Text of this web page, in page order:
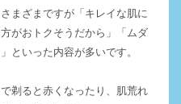
まざまですが「キレイな肌に
がおトクそうだから」「ムダ
といった内容が多いです。
剃ると赤くなったり、肌荒れ